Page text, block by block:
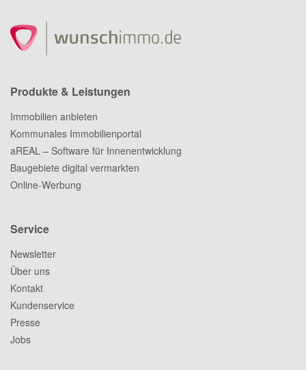
Produkte & Leistungen
Immobilien anbieten
Kommunales Immobilienportal
aREAL – Software für Innenentwicklung
Baugebiete digital vermarkten
Online-Werbung
Service
Newsletter
Über uns
Kontakt
Kundenservice
Presse
Jobs